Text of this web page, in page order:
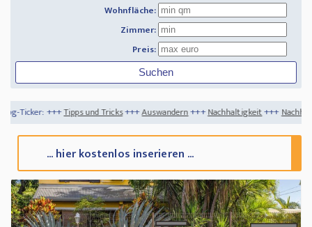
Wohnfläche:
Zimmer:
Preis:
und Tricks+++Auswandern+++Nachhaltigkeit+++Nachhaltigkeit im
... hier kostenlos inserieren ...